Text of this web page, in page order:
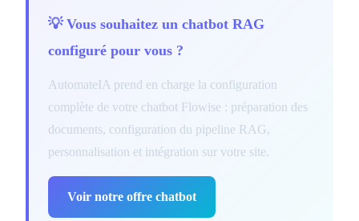
💡 Vous souhaitez un chatbot RAG
configuré pour vous ?
AutomateIA prend en charge la configuration
complète de votre chatbot Flowise : préparation des
documents, configuration du pipeline RAG,
personnalisation et intégration sur votre site.
Voir notre offre chatbot